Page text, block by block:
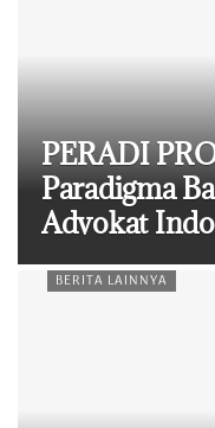
PERADI
Paradigma
Advokat
BERITA LAINNYA